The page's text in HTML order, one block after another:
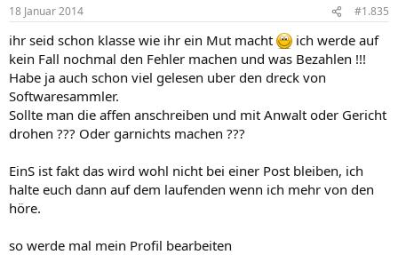
18 Januar 2014 #1.835
ihr seid schon klasse wie ihr ein Mut macht
ich werde auf
kein Fall nochmal den Fehler machen und was Bezahlen !!!
Habe ja auch schon viel gelesen uber den dreck von
Softwaresammler.
Sollte man die affen anschreiben und mit Anwalt oder Gericht
drohen ??? Oder garnichts machen ???
EinS ist fakt das wird wohl nicht bei einer Post bleiben, ich
halte euch dann auf dem laufenden wenn ich mehr von den
höre.
so werde mal mein Profil bearbeiten